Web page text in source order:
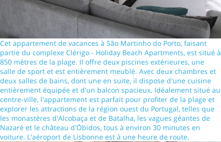
Cet appartement de vacances à São Martinho do Porto, faisant
partie du complexe Clérigo - Holiday Beach Apartments, est situé à
850 mètres de la plage. Il offre deux piscines extérieures, une
salle de sport et est entièrement meublé. Avec deux chambres et
deux salles de bains, dont une en suite, il dispose d'une cuisine
entièrement équipée et d'un balcon spacieux. Idéalement situé au
centre-ville, l'appartement est parfait pour profiter de la plage et
explorer les attractions de la région ouest du Portugal, telles que
les monastères d'Alcobaça et de Batalha, les vagues géantes de
Nazaré et le château d'Óbidos, tous à environ 30 minutes en
voiture. L'aéroport de Lisbonne est à une heure de route.